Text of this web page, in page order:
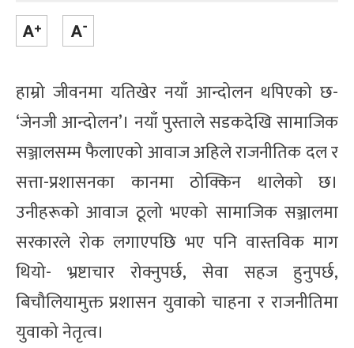
हाम्रो जीवनमा यतिखेर नयाँ आन्दोलन थपिएको छ-
‘जेनजी आन्दोलन’। नयाँ पुस्ताले सडकदेखि सामाजिक
सञ्जालसम्म फैलाएको आवाज अहिले राजनीतिक दल र
सत्ता-प्रशासनका कानमा ठोक्किन थालेको छ।
उनीहरूको आवाज ठूलो भएको सामाजिक सञ्जालमा
सरकारले रोक लगाएपछि भए पनि वास्तविक माग
थियो- भ्रष्टाचार रोक्नुपर्छ, सेवा सहज हुनुपर्छ,
बिचौलियामुक्त प्रशासन युवाको चाहना र राजनीतिमा
युवाको नेतृत्व।